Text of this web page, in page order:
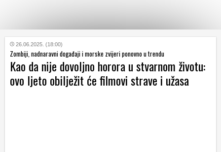
KATEGORIJE
HRVATSKI
WEB
26.06.2025. (18:00)
Zombiji, nadnaravni događaji i morske zvijeri ponovno u trendu
Kao da nije dovoljno horora u stvarnom životu:
ovo ljeto obilježit će filmovi strave i užasa